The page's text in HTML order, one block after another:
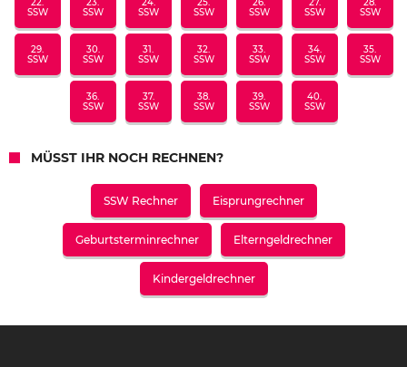
SSW
SSW
SSW
SSW
SSW
SSW
SSW
29.
SSW
30.
SSW
31.
SSW
32.
SSW
33.
SSW
34.
SSW
35.
SSW
36.
SSW
37.
SSW
38.
SSW
39.
SSW
40.
SSW
MÜSST IHR NOCH RECHNEN?
SSW Rechner Eisprungrechner
Geburtsterminrechner Elterngeldrechner
Kindergeldrechner